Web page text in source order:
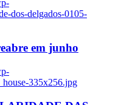
dos-delgados-0105-
em junho
335x256.jpg